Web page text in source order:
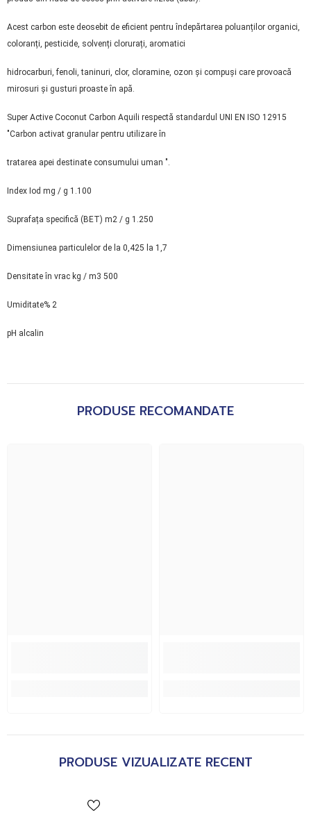
Acest carbon este deosebit de eficient pentru îndepărtarea poluanților organici,
coloranți, pesticide, solvenți clorurați, aromatici
hidrocarburi, fenoli, taninuri, clor, cloramine, ozon și compuși care provoacă
mirosuri și gusturi proaste în apă.
Super Active Coconut Carbon Aquili respectă standardul UNI EN ISO 12915
"Carbon activat granular pentru utilizare în
tratarea apei destinate consumului uman ".
Index Iod mg / g 1.100
Suprafața specifică (BET) m2 / g 1.250
Dimensiunea particulelor de la 0,425 la 1,7
Densitate în vrac kg / m3 500
Umiditate% 2
pH alcalin
PRODUSE RECOMANDATE
PRODUSE VIZUALIZATE RECENT